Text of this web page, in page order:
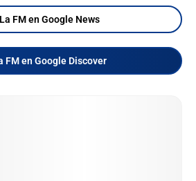
La FM en Google News
FM en Google Discover